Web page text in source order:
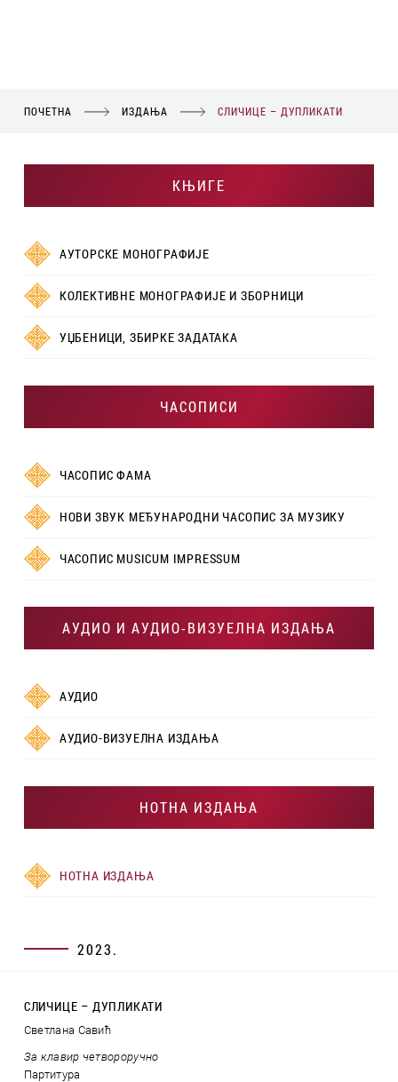
ПОЧЕТНА ИЗДАЊА СЛИЧИЦЕ – ДУПЛИКАТИ
КЊИГЕ
АУТОРСКЕ МОНОГРАФИЈЕ
КОЛЕКТИВНЕ МОНОГРАФИЈЕ И ЗБОРНИЦИ
УЏБЕНИЦИ, ЗБИРКЕ ЗАДАТАКА
ЧАСОПИСИ
ЧАСОПИС ФАМА
НОВИ ЗВУК МЕЂУНАРОДНИ ЧАСОПИС ЗА МУЗИКУ
ЧАСОПИС MUSICUM IMPRESSUM
АУДИО И АУДИО-ВИЗУЕЛНА ИЗДАЊА
АУДИО
АУДИО-ВИЗУЕЛНА ИЗДАЊА
НОТНА ИЗДАЊА
НОТНА ИЗДАЊА
2023.
СЛИЧИЦЕ – ДУПЛИКАТИ
Светлана Савић
За клавир четвороручно
Партитура